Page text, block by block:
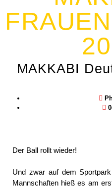
MAKKABI
Der Ball rollt wieder!
Und zwar auf dem
Mannschaften hieß es am